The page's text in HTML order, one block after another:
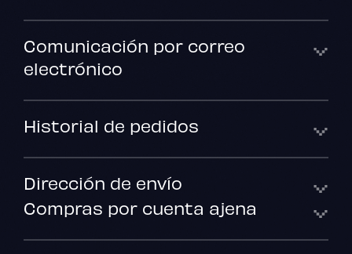
Comunicación por correo
electrónico
Historial de pedidos
Dirección de envío
Compras por cuenta ajena